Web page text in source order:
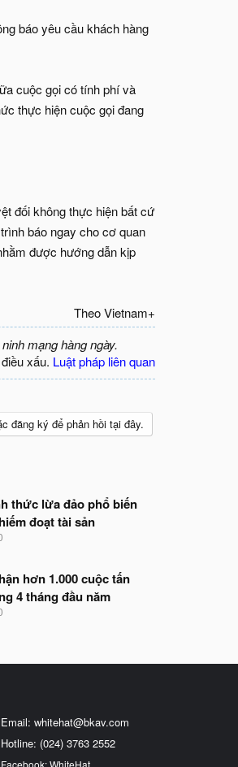
báo yêu cầu khách hàng
cuộc gọi có tính phí và
thực hiện cuộc gọi đang
đối không thực hiện bất cứ
báo ngay cho cơ quan
được hướng dẫn kịp
Theo Vietnam+​
mạng hàng ngày.
xấu. Luật pháp liên quan
đăng ký để phản hồi tại đây.
thức lừa đảo phổ biến
đoạt tài sản
hơn 1.000 cuộc tấn
4 tháng đầu năm
Email: whitehat@bkav.com
Hotline: (024) 3763 2552
Facebook: WhiteHat